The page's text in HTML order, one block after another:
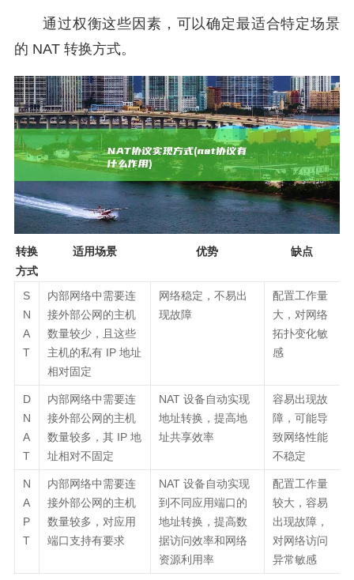
通过权衡这些因素，可以确定最适合特定场景
的 NAT 转换方式。
转换
方式
适用场景 优势 缺点
S
N
A
T
内部网络中需要连
接外部公网的主机
数量较少，且这些
主机的私有 IP 地址
相对固定
网络稳定，不易出
现故障
配置工作量
大，对网络
拓扑变化敏
感
D
N
A
T
内部网络中需要连
接外部公网的主机
数量较多，其 IP 地
址相对不固定
NAT 设备自动实现
地址转换，提高地
址共享效率
容易出现故
障，可能导
致网络性能
不稳定
N
A
P
T
内部网络中需要连
接外部公网的主机
数量较多，对应用
端口支持有要求
NAT 设备自动实现
到不同应用端口的
地址转换，提高数
据访问效率和网络
资源利用率
配置工作量
较大，容易
出现故障，
对网络访问
异常敏感